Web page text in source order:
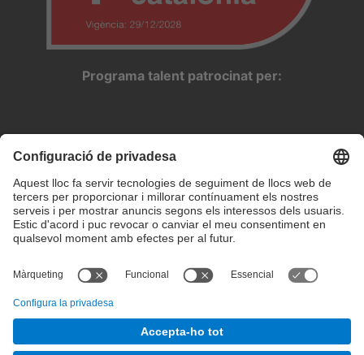
Programa talent patrocinat per:
Configuració de privadesa